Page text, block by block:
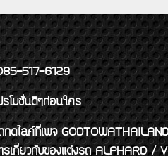
517-6129
รโมชั่นดีๆก่อนใคร
ดไลค์ที่เพจ GODTOWATHAILAND
รเกี่ยวกับของแต่งรถ ALPHARD /